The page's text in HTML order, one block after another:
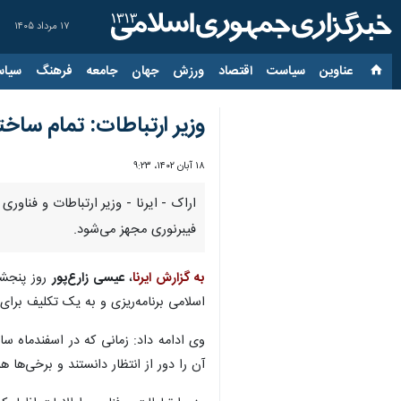
۱۷ مرداد ۱۴۰۵
عناوین‌ سیاست اقتصاد ورزش جهان جامعه فرهنگ
وزیر ارتباطات: تمام
۱۸ آبان ۱۴۰۲، ۹:۲۳